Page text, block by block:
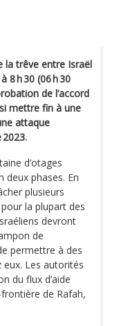
la trêve entre Israël
8 h 30 (06 h 30
de l’accord
mettre fin à une
attaque
d’otages
deux phases. En
plusieurs
la plupart des
devront
de
permettre à des
eux. Les autorités
du flux d’aide
de Rafah,